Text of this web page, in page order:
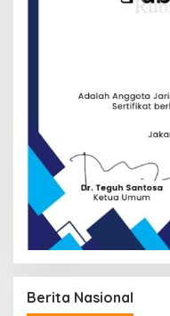
Berita Nasional